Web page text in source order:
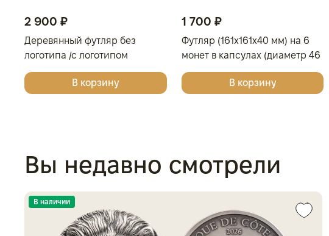
2 900 ₽
Деревянный футляр без
логотипа /с логотипом
Золотая Плата/Сеятель/
Георгий Победоносец для
В корзину
1 700 ₽
Футляр (161x161x40 мм) на 6
монет в капсулах (диаметр 46
мм), тёмно-синий
В корзину
Вы недавно смотрели
В наличии